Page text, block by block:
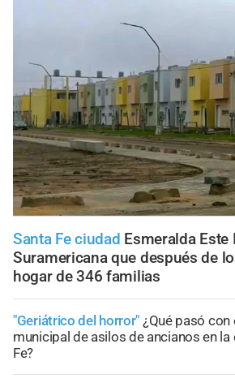
Santa Fe ciudad Esmeralda Este
Suramericana que después de
hogar de 346 familias
"Geriátrico del horror" ¿Qué pasó
municipal de asilos de ancianos en la
Fe?